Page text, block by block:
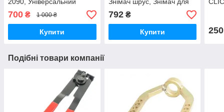
2090, Універсальний
знімач гранат, Знімач для
зняття шруса
700 ₴ 1 000 ₴
Купити
Знімач шрус, Знімач для
гранати, Знімач напівосей
ШРУСА
792₴
Купити 250
Подібні товари компанії